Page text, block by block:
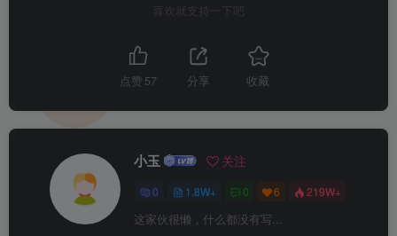
喜欢就支持一下吧
点赞 57 分享 收藏
小玉 关注
0 1.8W+ 0 6 219W+
这家伙很懒，什么都没有写...